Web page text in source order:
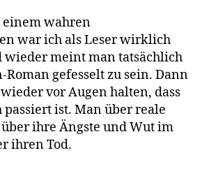
einem wahren
war ich als Leser wirklich
wieder meint man tatsächlich
gefesselt zu sein. Dann
vor Augen halten, dass
passiert ist. Man über reale
ihre Ängste und Wut im
ihren Tod.